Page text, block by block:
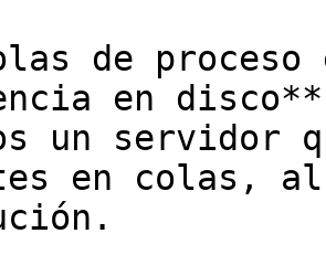
de
en
un servidor
en colas,